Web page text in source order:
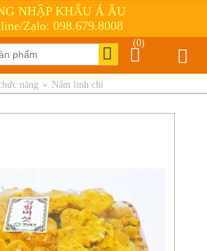
NHẬP KHẨU Á ÂU
Zalo: 098.679.8008
(0)
năng » Nấm linh chi